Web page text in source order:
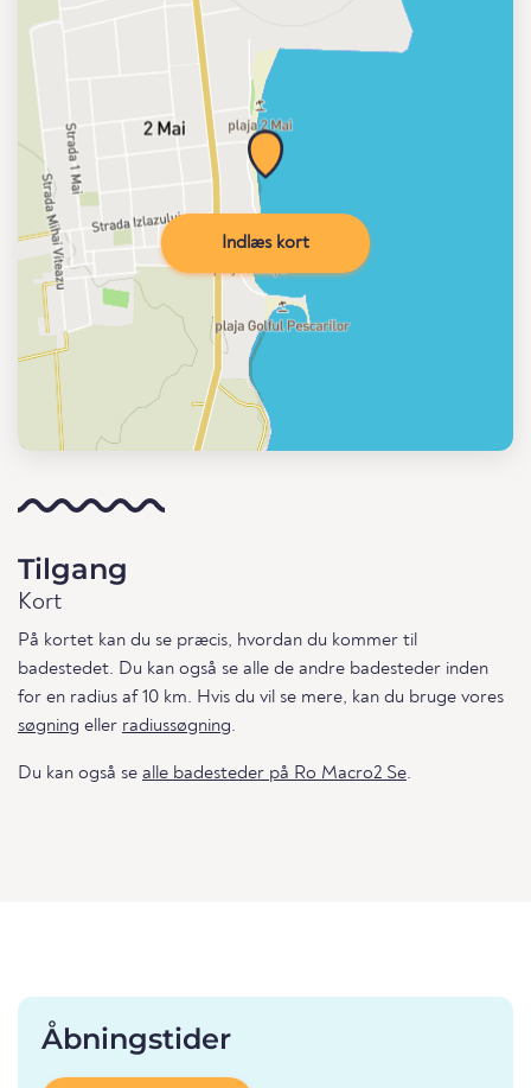
Indlæs kort
Tilgang
Kort
På kortet kan du se præcis, hvordan du kommer til
badestedet. Du kan også se alle de andre badesteder inden
for en radius af 10 km. Hvis du vil se mere, kan du bruge vores
søgning eller radiussøgning.
Du kan også se alle badesteder på Ro Macro2 Se.
Åbningstider